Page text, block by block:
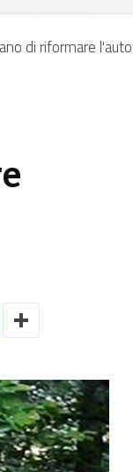
di riformare